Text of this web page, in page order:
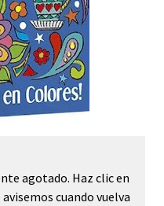
agotado. Haz clic en
cuando vuelva